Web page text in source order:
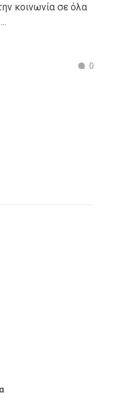
κοινωνία σε όλα
0